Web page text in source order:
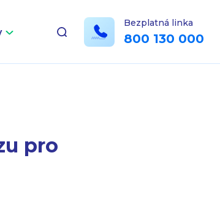
Bezplatná linka
800 130 000
pro